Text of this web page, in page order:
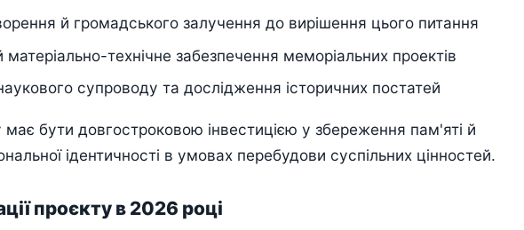
й громадського залучення до вирішення цього питання
технічне забезпечення меморіальних проектів
супроводу та дослідження історичних постатей
має бути довгостроковою інвестицією у збереження пам'яті й
ідентичності в умовах перебудови суспільних цінностей.
проєкту в 2026 році